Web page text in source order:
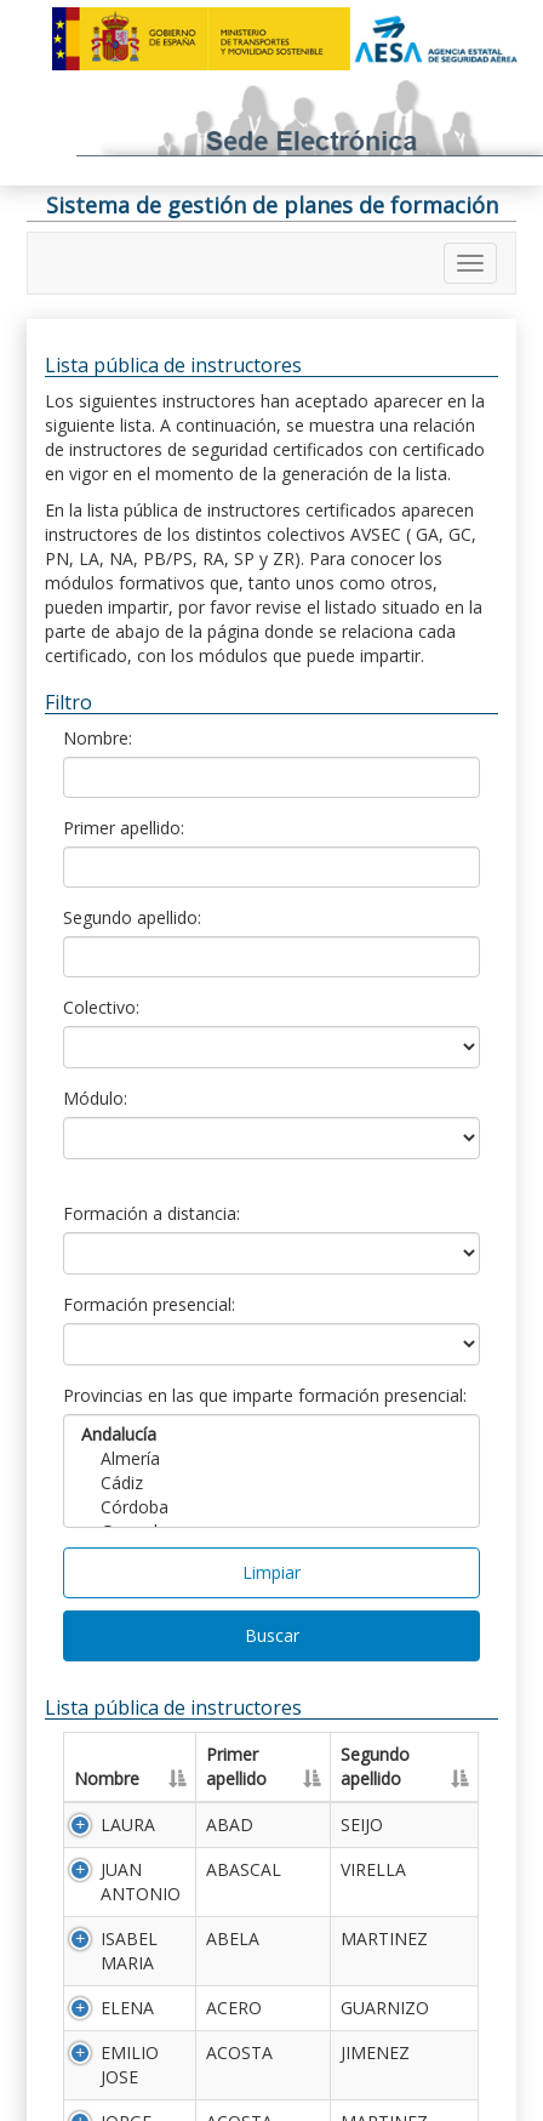
Sistema de gestión de planes de formación
Lista pública de instructores
Los siguientes instructores han aceptado aparecer en la
siguiente lista. A continuación, se muestra una relación
de instructores de seguridad certificados con certificado
en vigor en el momento de la generación de la lista.
En la lista pública de instructores certificados aparecen
instructores de los distintos colectivos AVSEC ( GA, GC,
PN, LA, NA, PB/PS, RA, SP y ZR). Para conocer los
módulos formativos que, tanto unos como otros,
pueden impartir, por favor revise el listado situado en la
parte de abajo de la página donde se relaciona cada
certificado, con los módulos que puede impartir.
Filtro
Nombre:
Primer apellido:
Segundo apellido:
Colectivo:
Módulo:
Formación a distancia:
Formación presencial:
Provincias en las que imparte formación presencial:
Limpiar
Buscar
Lista pública de instructores
Nombre
Primer
apellido
Segundo
apellido
LAURA
ABAD
SEIJO
JUAN
ANTONIO
ABASCAL VIRELLA
ISABEL
MARIA
ABELA MARTINEZ
ELENA ACERO
GUARNIZO
EMILIO
JOSE
ACOSTA JIMENEZ